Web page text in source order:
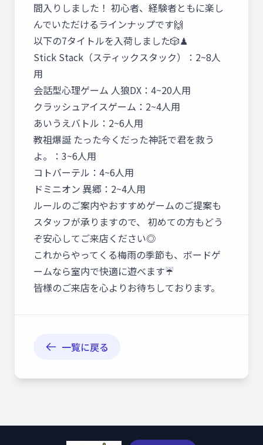
間入りしました！ 初心者、経験者ともに楽し
んでいただけるラインナップです🙌
以下の7タイトルを入荷しました🎲♟
Stick Stack（スティックスタック）：2~8人
用
会話型心理ゲーム 人狼DX：4~20人用
クラッシュアイスゲーム：2~4人用
あいうえバトル：2~6人用
教祖爆誕 たった今くだった神託で君を救う
よ。：3~6人用
コトバーテル：4~6人用
ドミニオン 異郷：2~4人用
ルールのご案内やおすすめゲームのご提案も
スタッフが承りますので、 初めての方もどう
ぞ安心してご来店ください◎
これからやってくる梅雨の季節も、ボードゲ
ームなら室内で快適に遊べます☔️
皆様のご来店を心よりお待ちしております。
一覧に戻る